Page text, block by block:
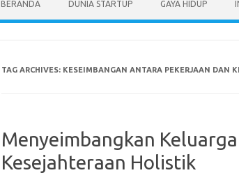
BERANDA DUNIA STARTUP GAYA HIDUP
TAG ARCHIVES: KESEIMBANGAN ANTARA PEKERJAAN DAN
Menyeimbangkan
Kesejahteraan Holistik